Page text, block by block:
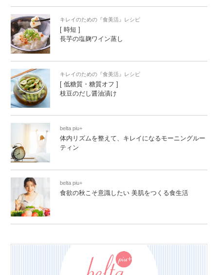
キレイのための『食美活』レシピ
[ 時短 ]
長芋の塩麹ワイン蒸し
キレイのための『食美活』レシピ
[ 低糖質・糖質オフ ]
枝豆のだし醤油漬け
belta piu+
体内リズムを整えて、キレイになるモーニングルー
ティン
belta piu+
食欲の秋こそ意識したい 美肌をつくる食生活